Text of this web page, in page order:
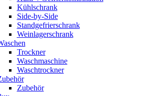
Kühlschrank
Side-by-Side
Standgefrierschrank
Weinlagerschrank
Trockner
Waschmaschine
Waschtrockner
Zubehör